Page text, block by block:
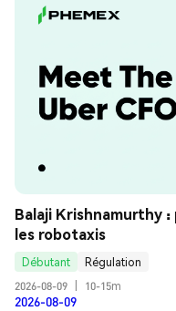
Balaji Krishnamurthy
les robotaxis
Débutant
Régulation
2026-08-09
10-15m
2026-08-09